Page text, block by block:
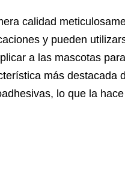
calidad
y pueden
a las mascotas
más destacada
lo que la